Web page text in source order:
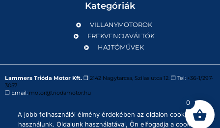
Kategóriák
VILLANYMOTOROK
FREKVENCIAVÁLTÓK
HAJTÓMŰVEK
Lammers Trióda Motor Kft. ❒ 2142 Nagytarcsa, Szilas utca 12. ❒ Tel: +36-1/297-
3057
❒ Email: motor@triodamotor.hu
Powered byDigit-Now Kft.
0
A jobb felhasználói élmény érdekében az oldalon cookie-kat
használunk. Oldalunk használatával, Ön elfogadja a cookie-k